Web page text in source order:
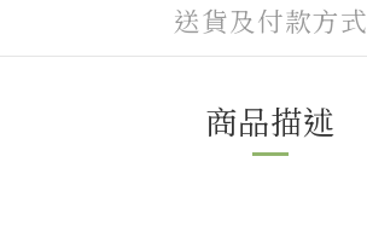
送貨及付款方式
商品描述